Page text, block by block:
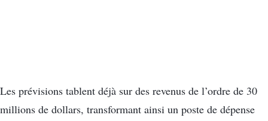
Les prévisions tablent déjà sur des revenus de l’ordre de 30
millions de dollars, transformant ainsi un poste de dépense